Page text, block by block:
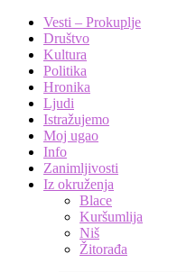
Vesti – Prokuplje
Društvo
Kultura
Politika
Hronika
Ljudi
Istražujemo
Moj ugao
Info
Zanimljivosti
Iz okruženja
Blace
Kuršumlija
Niš
Žitorađa